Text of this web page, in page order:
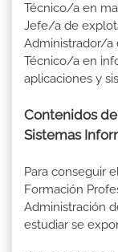
Técnico/a en
Jefe/a de
Administrador/a
Técnico/a en
aplicaciones y
Contenidos
Sistemas
Para conseguir
Formación
Administración
estudiar se